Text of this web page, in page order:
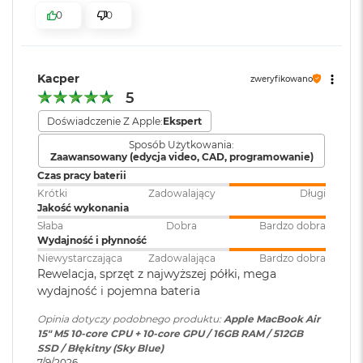
r
2
B
R
A
W
e
d
ł
u
g
o
j
m
n
o
bezpieczeństwo i sprawne działanie.
KTO KOCHA IPHONE’A, POKOCHA I MACA– Mac świetnie
zdziałać cuda. Możesz skopiować coś na iPhonie i wkleić to
na Macu. Albo odebrać na Macu połączenie FaceTime i
wysłać z niego tekst przez apkę Wiadomości
Wyświetlacz
Wyświetlacz Liquid Retina
Wyświetlacz o przekątnej 15,3 cala z podświetleniem LED, w
technologii IPS1
Moduł Bluetooth :
pamięci:
NIE
Karta sieciowa
bezprzewodowa
WLAN:
Kamera
internetowa
Kamera 12MP Center Stage z
obsługą funkcji Widok blatu
0
0
Kacper zweryfikowano
5
Doświadczenie Z Apple:Ekspert
Sposób Użytkowania:
Zaawansowany (edycja video, CAD, programowanie)
Czas pracy baterii
Krótki
Zadowalający
Długi
Jakość wykonania
Słaba
Dobra
Bardzo dobra
Wydajność i płynność
Niewystarczająca
Zadowalająca Bardzo dobra
Rewelacja, sprzęt z najwyższej półki, mega
wydajność i pojemna bateria
Opinia dotyczy podobnego produktu: Apple MacBook Air
15" M5 10‑core CPU + 10‑core GPU / 16GB RAM / 512GB
SSD / Błękitny (Sky Blue)